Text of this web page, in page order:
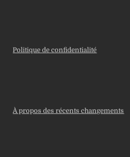
Politique de confidentialité
À propos des récents changements